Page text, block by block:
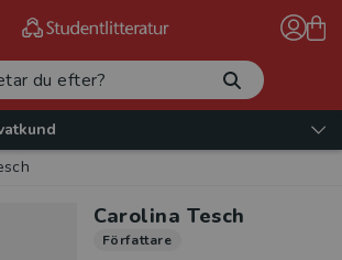
Carolina Tesch
Författare